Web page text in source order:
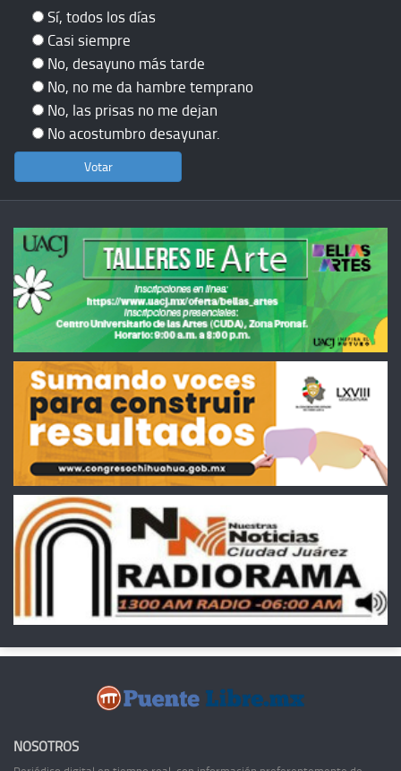
Sí, todos los días
Casi siempre
No, desayuno más tarde
No, no me da hambre temprano
No, las prisas no me dejan
No acostumbro desayunar.
NOSOTROS